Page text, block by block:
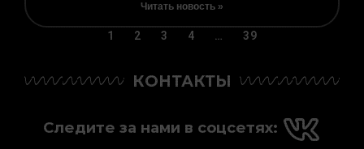
Читать новость »
1 2 3 4 … 39
КОНТАКТЫ
Следите за нами в соцсетях: